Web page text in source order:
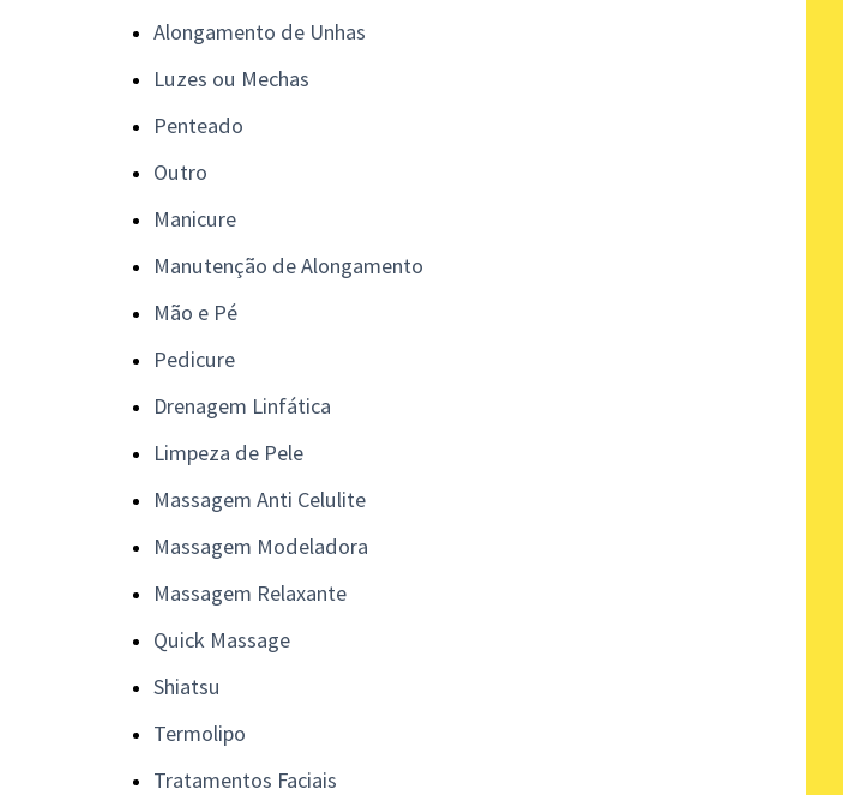
Alongamento de Unhas
Luzes ou Mechas
Penteado
Outro
Manicure
Manutenção de Alongamento
Mão e Pé
Pedicure
Drenagem Linfática
Limpeza de Pele
Massagem Anti Celulite
Massagem Modeladora
Massagem Relaxante
Quick Massage
Shiatsu
Termolipo
Tratamentos Faciais